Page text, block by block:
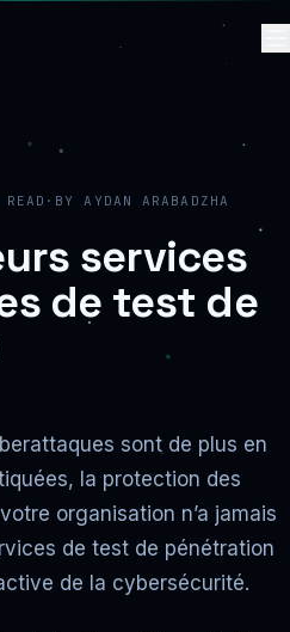
· BYAYDAN ARABADZHA
services
de test de
sont de plus en
la protection des
organisation n’a jamais
de test de pénétration
de la cybersécurité.